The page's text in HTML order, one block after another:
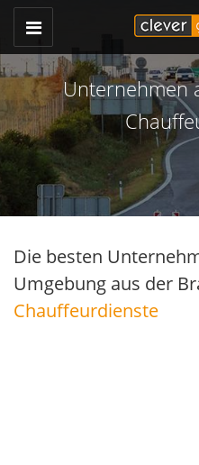
Unternehmen
Die besten
Umgebung aus der
Chauffeurdienste